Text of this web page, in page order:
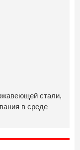
стали,
в среде